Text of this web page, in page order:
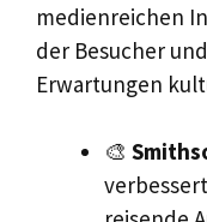
medienreichen
der Besucher
Erwartungen
🎨